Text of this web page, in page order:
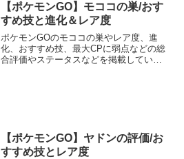
【ポケモンGO】モココの巣/おす
すめ技と進化＆レア度
ポケモンGOのモココの巣やレア度、進
化、おすすめ技、最大CPに弱点などの総
合評価やステータスなどを掲載していま
【ポケモンGO】ヤドンの評価/お
すすめ技とレア度